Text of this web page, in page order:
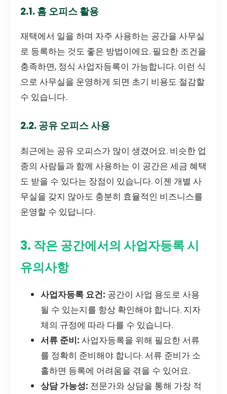
2.1. 홈 오피스 활용
재택에서 일을 하며 자주 사용하는 공간을 사무실
로 등록하는 것도 좋은 방법이에요. 필요한 조건을
충족하면, 정식 사업자등록이 가능합니다. 이런 식
으로 사무실을 운영하게 되면 초기 비용도 절감할
수 있습니다.
2.2. 공유 오피스 사용
최근에는 공유 오피스가 많이 생겼어요. 비슷한 업
종의 사람들과 함께 사용하는 이 공간은 세금 혜택
도 받을 수 있다는 장점이 있습니다. 이젠 개별 사
무실을 갖지 않아도 충분히 효율적인 비즈니스를
운영할 수 있답니다.
3. 작은 공간에서의 사업자등록 시
유의사항
사업자등록 요건: 공간이 사업 용도로 사용
될 수 있는지를 항상 확인해야 합니다. 지자
체의 규정에 따라 다를 수 있습니다.
서류 준비: 사업자등록을 위해 필요한 서류
를 정확히 준비해야 합니다. 서류 준비가 소
홀하면 등록에 어려움을 겪을 수 있어요.
상담 가능성: 전문가와 상담을 통해 가장 적